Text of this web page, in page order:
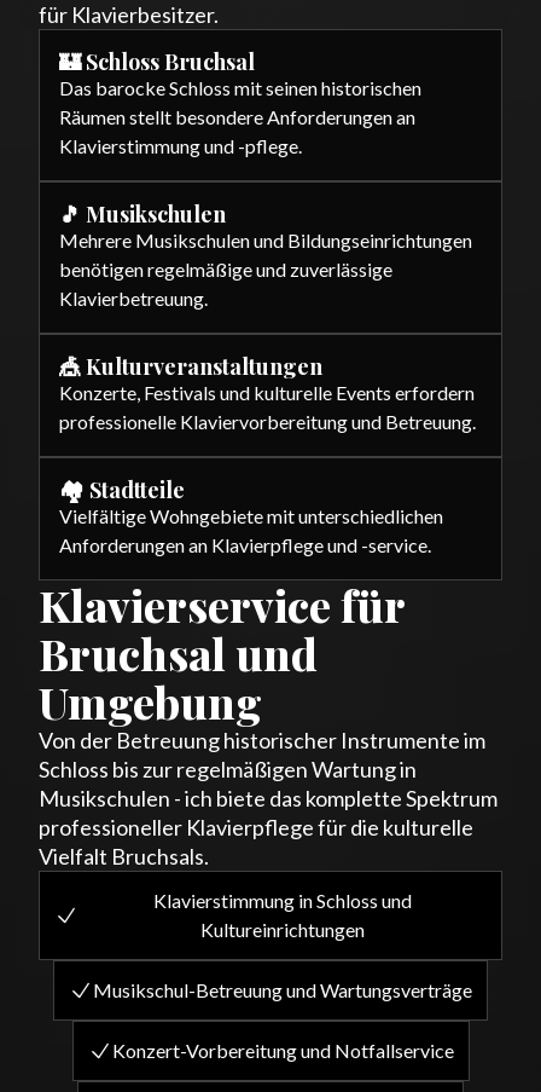
für Klavierbesitzer.
🏰 Schloss Bruchsal
Das barocke Schloss mit seinen historischen
Räumen stellt besondere Anforderungen an
Klavierstimmung und -pflege.
🎵 Musikschulen
Mehrere Musikschulen und Bildungseinrichtungen
benötigen regelmäßige und zuverlässige
Klavierbetreuung.
🎪 Kulturveranstaltungen
Konzerte, Festivals und kulturelle Events erfordern
professionelle Klaviervorbereitung und Betreuung.
🏘️ Stadtteile
Vielfältige Wohngebiete mit unterschiedlichen
Anforderungen an Klavierpflege und -service.
Klavierservice für
Bruchsal und
Umgebung
Von der Betreuung historischer Instrumente im
Schloss bis zur regelmäßigen Wartung in
Musikschulen - ich biete das komplette Spektrum
professioneller Klavierpflege für die kulturelle
Vielfalt Bruchsals.
Klavierstimmung in Schloss und
Kultureinrichtungen
Musikschul-Betreuung und Wartungsverträge
Konzert-Vorbereitung und Notfallservice